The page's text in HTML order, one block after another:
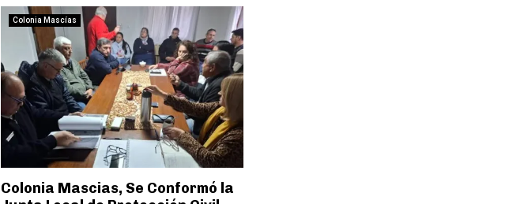
Colonia Mascías
Colonia Mascias, Se Conformó la